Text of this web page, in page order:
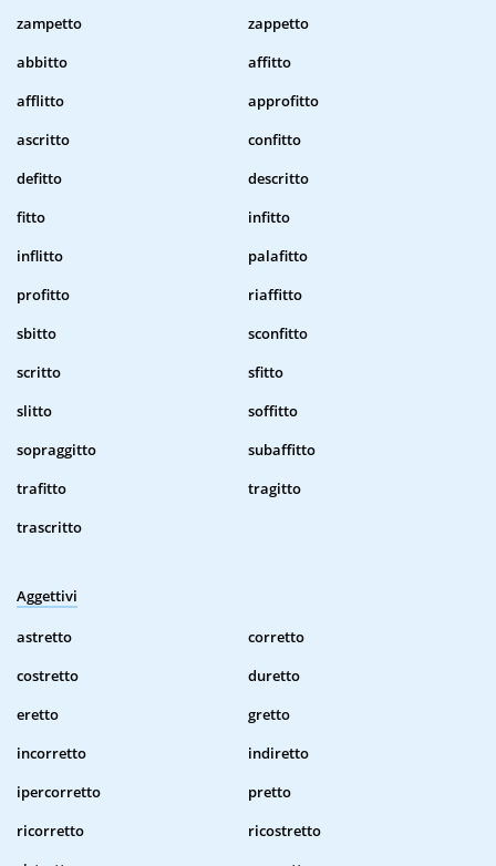
zampetto
zappetto
abbitto
affitto
afflitto
approfitto
ascritto
confitto
defitto
descritto
fitto
infitto
inflitto
palafitto
profitto
riaffitto
sbitto
sconfitto
scritto
sfitto
slitto
soffitto
sopraggitto
subaffitto
trafitto
tragitto
trascritto
Aggettivi
astretto
corretto
costretto
duretto
eretto
gretto
incorretto
indiretto
ipercorretto
pretto
ricorretto
ricostretto